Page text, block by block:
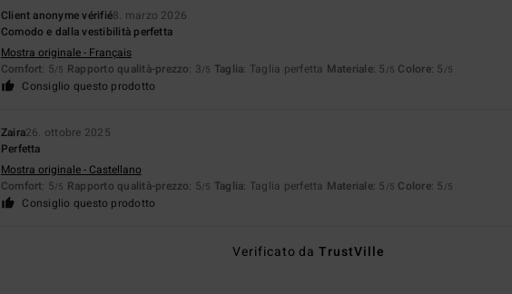
Client anonyme vérifié8. marzo 2026
Comodo e dalla vestibilità perfetta
Mostra originale - Français
Comfort: 5/5 Rapporto qualità-prezzo: 3/5 Taglia: Taglia perfetta Materiale: 5 /5 Colore: 5 /5
Consiglio questo prodotto
Zaira26. ottobre 2025
Perfetta
Mostra originale - Castellano
Comfort: 5/5 Rapporto qualità-prezzo: 5/5 Taglia: Taglia perfetta Materiale: 5 /5 Colore: 5 /5
Consiglio questo prodotto
Verificato daTrustVille